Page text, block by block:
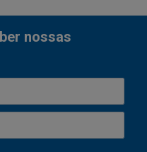
nossas